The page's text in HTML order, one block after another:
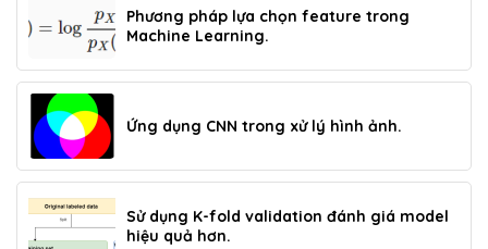
Phương pháp lựa chọn feature trong
Machine Learning.
Ứng dụng CNN trong xử lý hình ảnh.
Sử dụng K-fold validation đánh giá model
hiệu quả hơn.